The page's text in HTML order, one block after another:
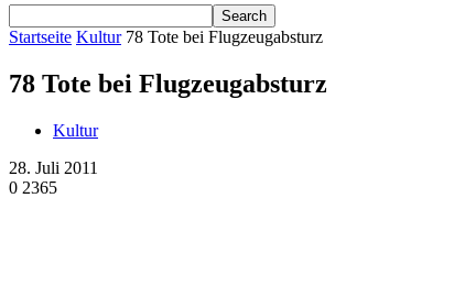
Startseite Kultur 78 Tote bei Flugzeugabsturz
78 Tote bei Flugzeugabsturz
Kultur
28. Juli 2011
0 2365